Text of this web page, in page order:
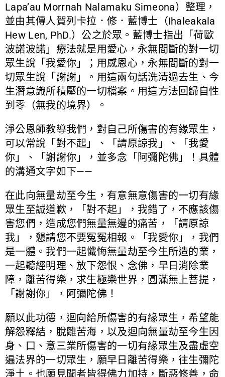
Lapa’au Morrnah Nalamaku Simeona）整理，
並由其傳人賀列卡拉．修．藍博士（Ihaleakala
Hew Len, PhD.）公之於眾。藍博士指出「荷歐
波諾波諾」療法就是用愛心，永無間斷的對一切
眾生說「我愛你」；用感恩心，永無間斷的對一
切眾生說「謝謝」。用這兩句話洗清過去生、今
生潛意識所積壓的一切檔案。用這方法回歸自性
到零（無我的境界）。
淨公恩師教導我們，對自己所傷害的有緣眾生，
可以常說「對不起」、「請原諒我」、「我愛
你」、「謝謝你」，並多念「阿彌陀佛」！具體
的溝通文字如下——
在此向無量劫至今生，有意無意傷害的一切有緣
眾生至誠道歉，「對不起」，我錯了，不應該傷
害您們，造成您們無量無邊的痛苦，「請原諒
我」，懇請您不要冤冤相報。「我愛你」，我們
是一體。我們一起懺悔無量劫至今生所造的業，
一起聽經明理、放下怨恨、念佛，早日消除業
障，離苦得樂，求生極樂世界，圓滿無上菩提，
「謝謝你」，阿彌陀佛！
願以此功德，迴向給所傷害的有緣眾生，希望能
解怨釋結，脫離苦海，以及迴向無量劫至今生因
身、口、意三業所傷害的一切有緣眾生及盡虛空
遍法界的一切眾生，願早日離苦得樂，往生彌陀
淨土。也願見聞者皆得佛力加持，斷惡修善，命